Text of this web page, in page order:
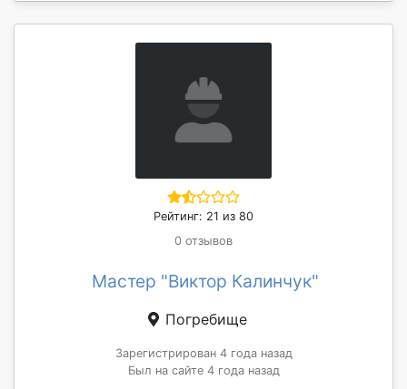
Рейтинг: 21 из 80
0 отзывов
Мастер "Виктор Калинчук"
Погребище
Зарегистрирован 4 года назад
Был на сайте 4 года назад